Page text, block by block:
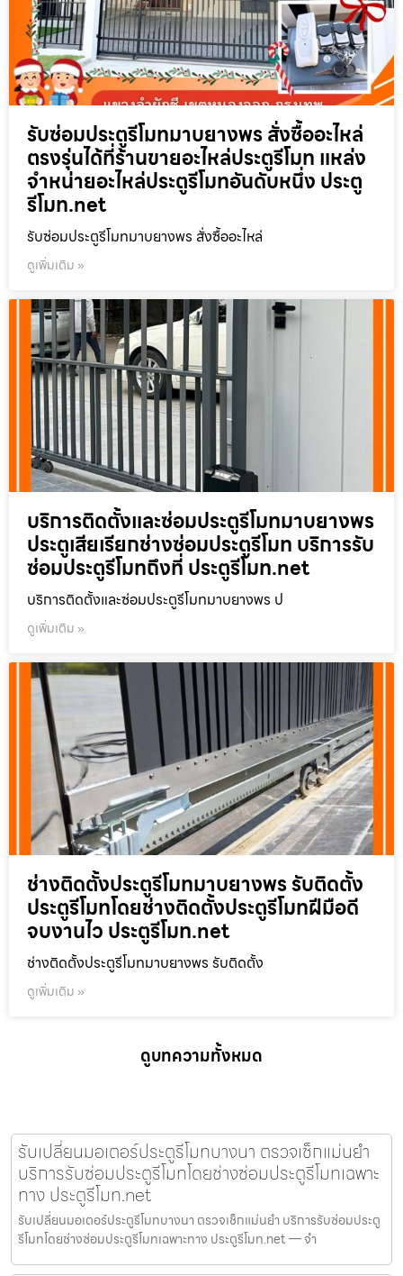
รับซ่อมประตูรีโมทมาบยางพร สั่งซื้ออะไหล่
ตรงรุ่นได้ที่ร้านขายอะไหล่ประตูรีโมท แหล่ง
จำหน่ายอะไหล่ประตูรีโมทอันดับหนึ่ง ประตู
รีโมท.net
รับซ่อมประตูรีโมทมาบยางพร สั่งซื้ออะไหล่
ดูเพิ่มเติม »
บริการติดตั้งและซ่อมประตูรีโมทมาบยางพร
ประตูเสียเรียกช่างซ่อมประตูรีโมท บริการรับ
ซ่อมประตูรีโมทถึงที่ ประตูรีโมท.net
บริการติดตั้งและซ่อมประตูรีโมทมาบยางพร ป
ดูเพิ่มเติม »
ช่างติดตั้งประตูรีโมทมาบยางพร รับติดตั้ง
ประตูรีโมทโดยช่างติดตั้งประตูรีโมทฝีมือดี
จบงานไว ประตูรีโมท.net
ช่างติดตั้งประตูรีโมทมาบยางพร รับติดตั้ง
ดูเพิ่มเติม »
ดูบทความทั้งหมด
รับเปลี่ยนมอเตอร์ประตูรีโมทบางนา ตรวจเช็กแม่นยำ
บริการรับซ่อมประตูรีโมทโดยช่างซ่อมประตูรีโมทเฉพาะ
ทาง ประตูรีโมท.net
รับเปลี่ยนมอเตอร์ประตูรีโมทบางนา ตรวจเช็กแม่นยำ บริการรับซ่อมประตู
รีโมทโดยช่างซ่อมประตูรีโมทเฉพาะทาง ประตูรีโมท.net — จำ